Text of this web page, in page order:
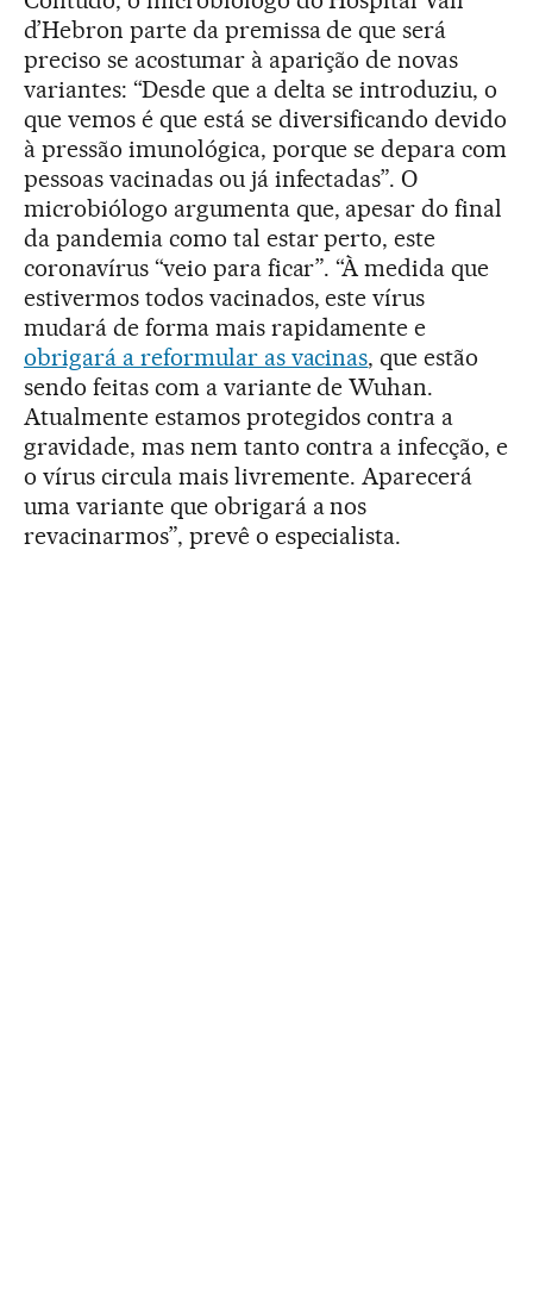
d’Hebron parte da premissa de que será
preciso se acostumar à aparição de novas
variantes: “Desde que a delta se introduziu, o
que vemos é que está se diversificando devido
à pressão imunológica, porque se depara com
pessoas vacinadas ou já infectadas”. O
microbiólogo argumenta que, apesar do final
da pandemia como tal estar perto, este
coronavírus “veio para ficar”. “À medida que
estivermos todos vacinados, este vírus
mudará de forma mais rapidamente e
obrigará a reformular as vacinas, que estão
sendo feitas com a variante de Wuhan.
Atualmente estamos protegidos contra a
gravidade, mas nem tanto contra a infecção, e
o vírus circula mais livremente. Aparecerá
uma variante que obrigará a nos
revacinarmos”, prevê o especialista.